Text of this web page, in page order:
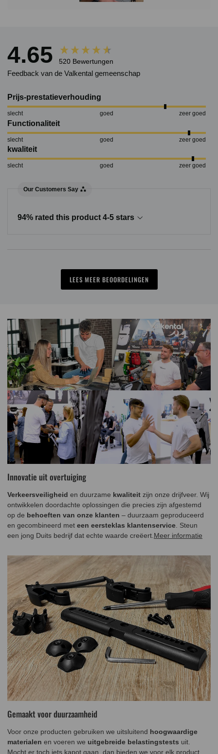
4.65
Feedback van de Valkental gemeenschap
Prijs-prestatieverhouding
slecht goed zeer goed
Functionaliteit
slecht goed zeer goed
kwaliteit
slecht goed zeer goed
Our Customers Say
94% rated this product 4-5 stars
New content loaded
LEES MEER BEOORDELINGEN
Innovatie uit overtuiging
Verkeersveiligheid en duurzame kwaliteit zijn onze drijfveer. Wij
ontwikkelen doordachte oplossingen die precies zijn afgestemd
op de behoeften van onze klanten – duurzaam geproduceerd
en gecombineerd met een eersteklas klantenservice. Steun
een jong Duits bedrijf dat echte waarde creëert.Meer informatie
Gemaakt voor duurzaamheid
Voor onze producten gebruiken we uitsluitend hoogwaardige
materialen en voeren we uitgebreide belastingstests uit.
Mocht er toch iets kapot gaan, dan bieden we voor elk product